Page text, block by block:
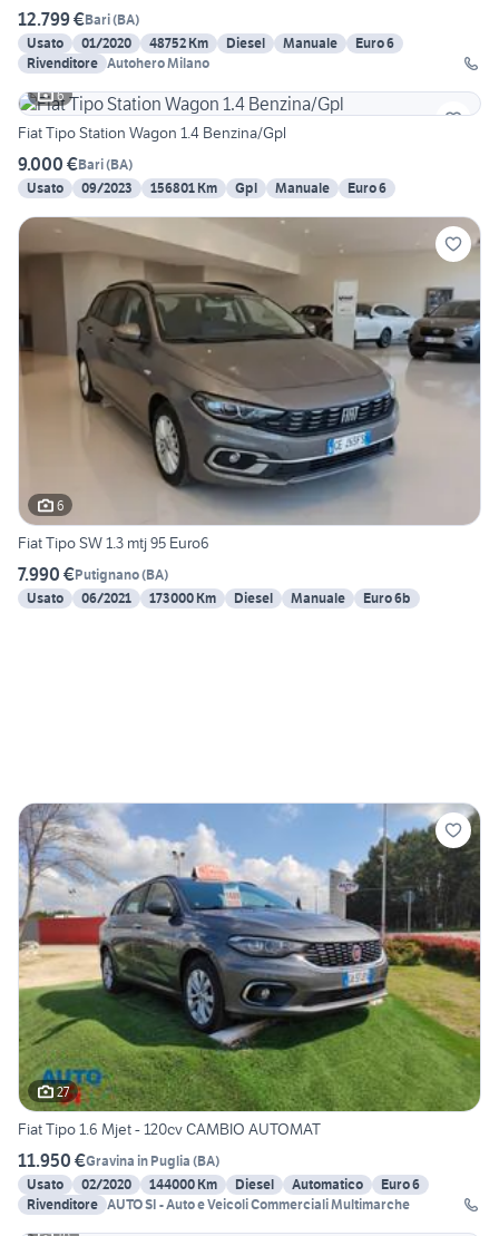
12.799 €Bari(BA)
Usato
01/2020 48752 Km Diesel Manuale
Euro 6
Rivenditore Autohero Milano
6
Fiat Tipo Station Wagon 1.4 Benzina/Gpl
9.000 €Bari(BA)
Usato
09/2023 156801 Km Gpl Manuale Euro 6
6
Fiat Tipo SW 1.3 mtj 95 Euro6
7.990 €Putignano(BA)
Usato
06/2021 173000 Km Diesel Manuale Euro 6b
27
Fiat Tipo 1.6 Mjet - 120cv CAMBIO AUTOMAT
11.950 €Gravina in Puglia (BA)
Usato
02/2020 144000 Km Diesel Automatico
Euro 6
Rivenditore AUTO SI - Auto e Veicoli Commerciali Multimarche